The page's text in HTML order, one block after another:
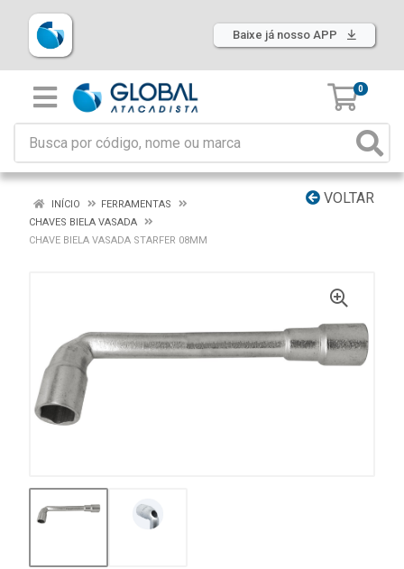
Baixe já nosso APP
0
VOLTAR
INÍCIO
FERRAMENTAS
CHAVES BIELA VASADA
CHAVE BIELA VASADA STARFER 08MM